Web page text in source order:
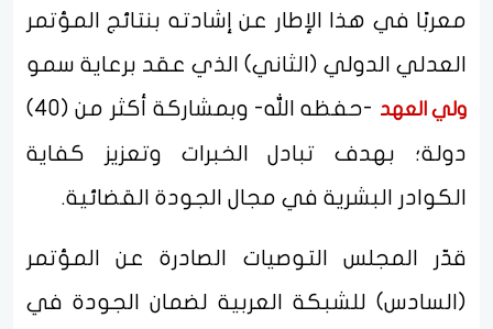
معربًا في هذا الإطار عن إشادته بنتائج المؤتمر
العدلي الدولي (الثاني) الذي عقد برعاية سمو
ولي العهد
-حفظه الله- وبمشاركة أكثر من (40)
دولة؛ بهدف تبادل الخبرات وتعزيز كفاية
الكوادر البشرية في مجال الجودة القضائية.
قدّر المجلس التوصيات الصادرة عن المؤتمر
(السادس) للشبكة العربية لضمان الجودة في